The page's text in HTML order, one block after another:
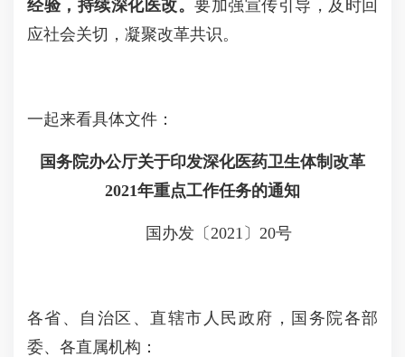
经验，持续深化医改。 要加强宣传引导，及时回
应社会关切，凝聚改革共识。
一起来看具体文件：
国务院办公厅关于印发深化医药卫生体制改革
2021年重点工作任务的通知
国办发〔2021〕20号
各省、自治区、直辖市人民政府，国务院各部
委、各直属机构：